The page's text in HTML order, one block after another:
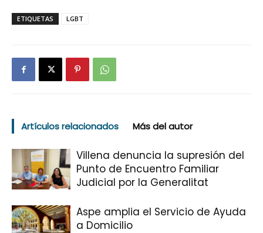
ETIQUETAS LGBT
Artículos relacionados Más del autor
Villena denuncia la supresión del
Punto de Encuentro Familiar
Judicial por la Generalitat
Aspe amplia el Servicio de Ayuda
a Domicilio